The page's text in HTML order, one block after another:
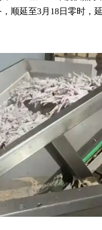
顺延至3月18日零时，